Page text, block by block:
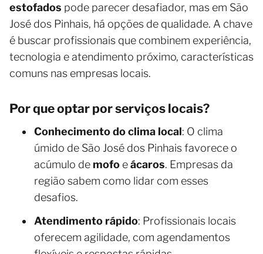
estofados pode parecer desafiador, mas em São
José dos Pinhais, há opções de qualidade. A chave
é buscar profissionais que combinem experiência,
tecnologia e atendimento próximo, características
comuns nas empresas locais.
Por que optar por serviços locais?
Conhecimento do clima local: O clima
úmido de São José dos Pinhais favorece o
acúmulo de mofo eácaros. Empresas da
região sabem como lidar com esses
desafios.
Atendimento rápido: Profissionais locais
oferecem agilidade, com agendamentos